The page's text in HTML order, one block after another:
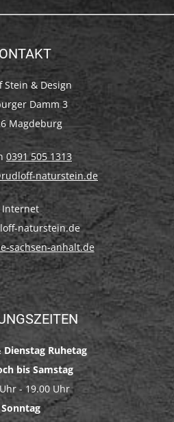
Stein & Design
Damm 3
Magdeburg
0391 505 1313
naturstein.de
Internet
naturstein.de
sachsen-anhalt.de
Ruhetag
bis Samstag
- 19.00 Uhr
Sonntag